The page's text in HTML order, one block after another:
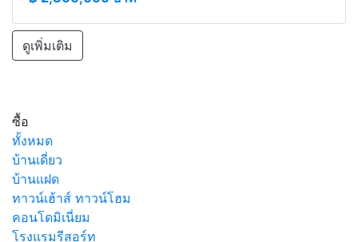
ดูเพิ่มเติม
ซื้อ
ทั้งหมด
บ้านเดี่ยว
บ้านแฝด
ทาวน์เฮ้าส์ ทาวน์โฮม
คอนโดมิเนี่ยม
โรงแรมรีสอร์ท